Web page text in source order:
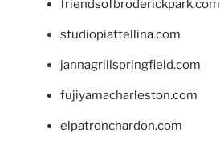
friendsofbroderickpark.com
studiopiattellina.com
jannagrillspringfield.com
fujiyamacharleston.com
elpatronchardon.com